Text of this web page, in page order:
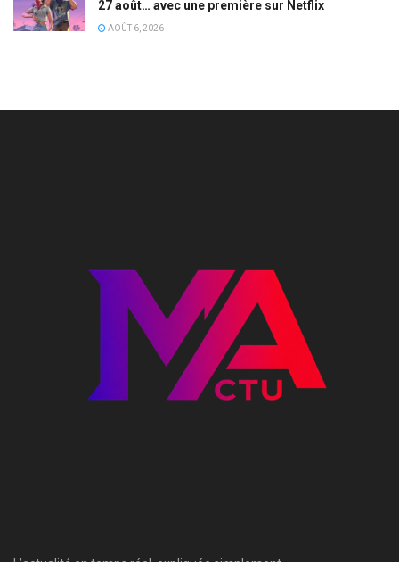
27 août… avec une première sur Netflix
AOÛT 6, 2026